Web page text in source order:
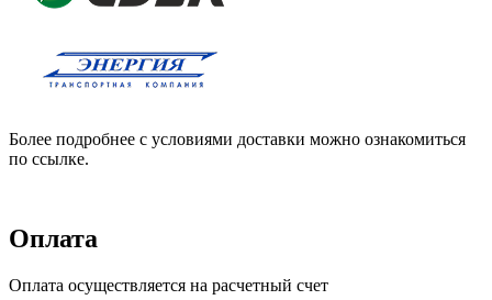
Более подробнее с условиями доставки можно ознакомиться
по ссылке.
Оплата
Оплата осуществляется на расчетный счет